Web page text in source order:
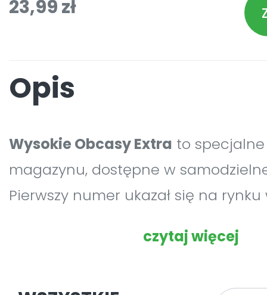
23,99 zł
Opis
Wysokie Obcasy Extra to
magazynu, dostępne w
Pierwszy numer ukazał się na
odbiorców. W wyniku tego
czytaj więcej